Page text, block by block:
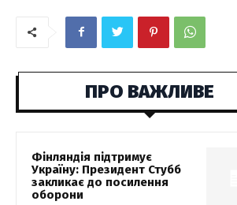
ПРО ВАЖЛИВЕ
Фінляндія підтримує
Україну: Президент Стубб
закликає до посилення
оборони